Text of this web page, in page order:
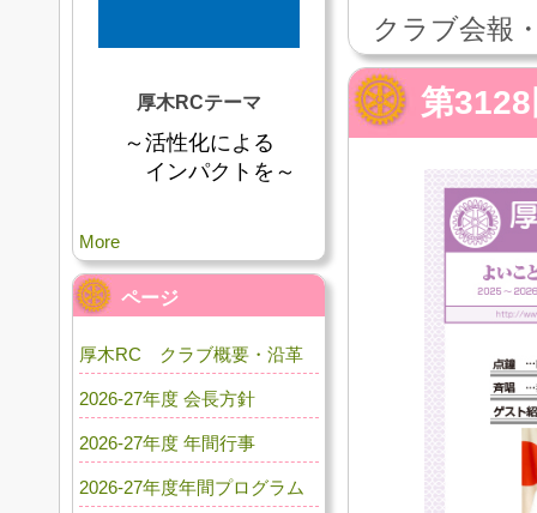
クラブ会報
第
厚木RCテーマ
～活性化による
インパクトを～
More
ページ
厚木RC クラブ概要・沿革
2026-27年度 会長方針
2026-27年度 年間行事
2026-27年度年間プログラム